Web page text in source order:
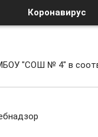
Коронавирус
"СОШ № 4" в